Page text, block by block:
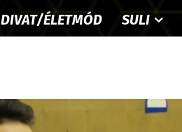
DIVAT/ÉLETMÓD SULI